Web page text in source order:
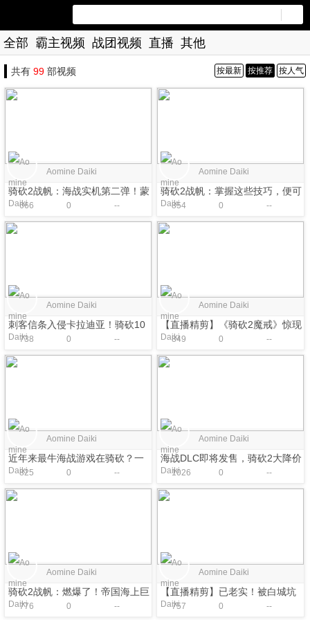
全部 霸主视频 战团视频 直播 其他
共有 99 部视频 按最新 按推荐 按人气
Aomine Daiki
骑砍2战帆：海战实机第二弹！蒙
古海军惜败诺德数值怪，拼尽全
力无法战胜 !
666 0 --
Aomine Daiki
骑砍2战帆：掌握这些技巧，便可
成为海上霸主！
854 0 --
Aomine Daiki
刺客信条入侵卡拉迪亚！骑砍10
月最全MOD资讯
738 0 --
Aomine Daiki
【直播精剪】《骑砍2魔戒》惊现
950统御妙龄少女！仅有17岁
849 0 --
Aomine Daiki
近年来最牛海战游戏在骑砍？一
个视频读懂《骑砍2》战帆实机演
示内容！
825 0 --
Aomine Daiki
海战DLC即将发售，骑砍2大降价
促销啦！
1026 0 --
Aomine Daiki
骑砍2战帆：燃爆了！帝国海上巨
兽的猛烈冲锋！
776 0 --
Aomine Daiki
【直播精剪】已老实！被白城坑
惨了！
757 0 --